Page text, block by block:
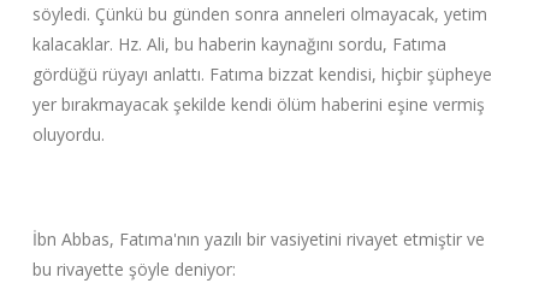
söyledi. Çünkü bu günden sonra anneleri olmayacak, yetim
kalacaklar. Hz. Ali, bu haberin kaynağını sordu, Fatıma
gördüğü rüyayı anlattı. Fatıma bizzat kendisi, hiçbir şüpheye
yer bırakmayacak şekilde kendi ölüm haberini eşine vermiş
oluyordu.
İbn Abbas, Fatıma'nın yazılı bir vasiyetini rivayet etmiştir ve
bu rivayette şöyle deniyor: